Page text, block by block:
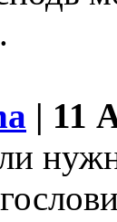
| 11